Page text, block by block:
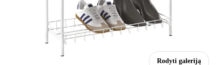
Rodyti galeriją